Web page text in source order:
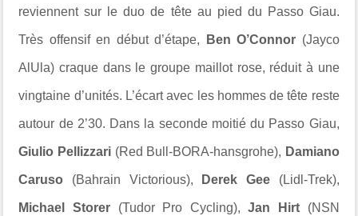
reviennent sur le duo de tête au pied du Passo Giau.
Très offensif en début d’étape, Ben O’Connor (Jayco
AlUla) craque dans le groupe maillot rose, réduit à une
vingtaine d’unités. L’écart avec les hommes de tête reste
autour de 2’30. Dans la seconde moitié du Passo Giau,
Giulio Pellizzari (Red Bull-BORA-hansgrohe), Damiano
Caruso (Bahrain Victorious), Derek Gee (Lidl-Trek),
Michael Storer (Tudor Pro Cycling),Jan Hirt (NSN